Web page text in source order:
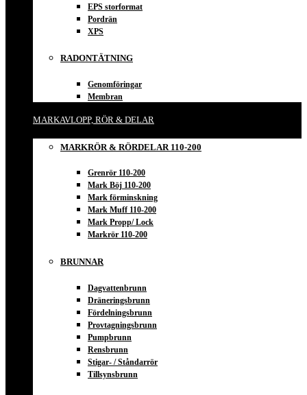
EPS storformat
Pordrän
XPS
RADONTÄTNING
Genomföringar
Membran
MARKAVLOPP, RÖR & DELAR
MARKRÖR & RÖRDELAR 110-200
Grenrör 110-200
Mark Böj 110-200
Mark förminskning
Mark Muff 110-200
Mark Propp/ Lock
Markrör 110-200
BRUNNAR
Dagvattenbrunn
Dräneringsbrunn
Fördelningsbrunn
Provtagningsbrunn
Pumpbrunn
Rensbrunn
Stigar- / Ståndarrör
Tillsynsbrunn